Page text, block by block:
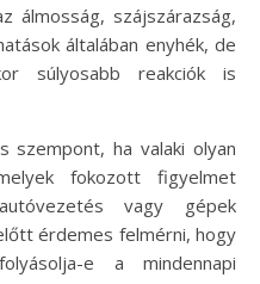
álmosság, szájszárazság,
általában enyhék, de
súlyosabb reakciók is
szempont, ha valaki olyan
fokozott figyelmet
vagy gépek
érdemes felmérni, hogy
e a mindennapi